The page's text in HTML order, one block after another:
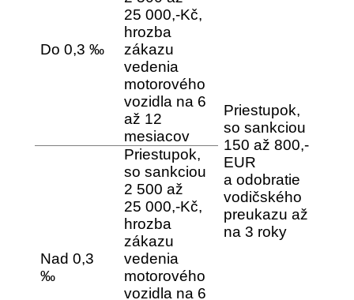
Do 0,3 ‰
25 000,-Kč,
hrozba
zákazu
vedenia
motorového
vozidla na 6
až 12
mesiacov
Priestupok,
so sankciou
150 až 800,-
EUR
a odobratie
vodičského
preukazu až
na 3 roky
Nad 0,3
‰
Priestupok,
so sankciou
2 500 až
25 000,-Kč,
hrozba
zákazu
vedenia
motorového
vozidla na 6